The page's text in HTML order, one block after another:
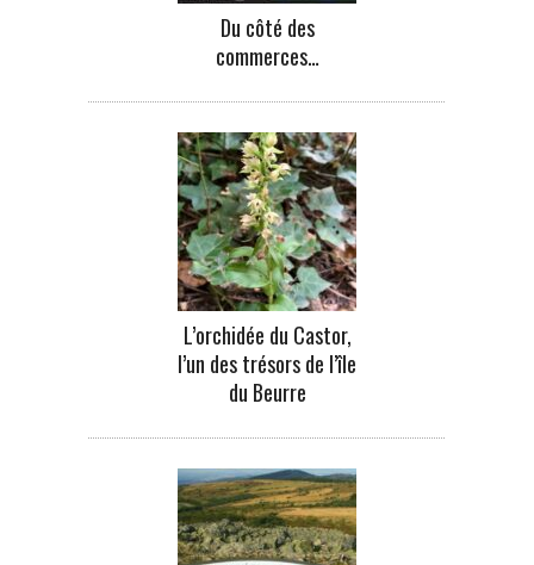
Du côté des
commerces…
L’orchidée du Castor,
l’un des trésors de l’île
du Beurre